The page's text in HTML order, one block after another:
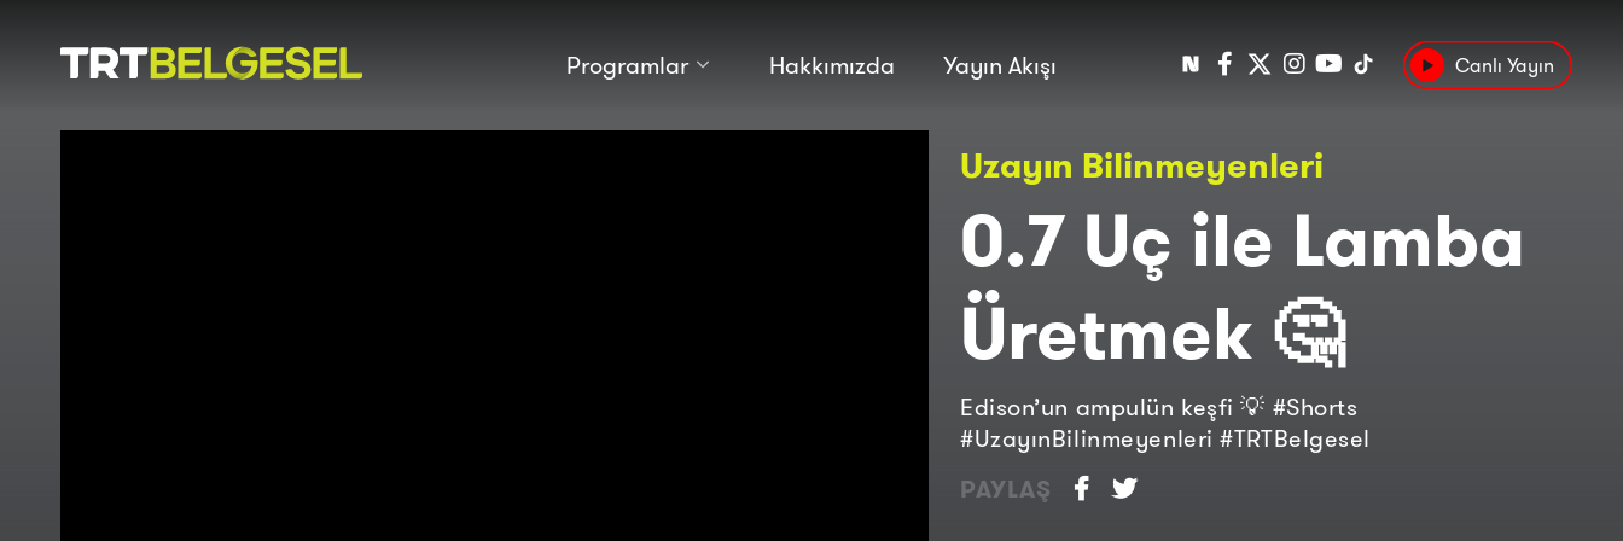
Programlar
Doğa
Macera
Popüler
Tarih
Hakkımızda Yayın Akışı Canlı Yayın
Uzayın Bilinmeyenleri
0.7 Uç ile Lamba
Üretmek 🤔
Edison’un ampulün keşfi 💡 #Shorts
#UzayınBilinmeyenleri #TRTBelgesel
PAYLAŞ